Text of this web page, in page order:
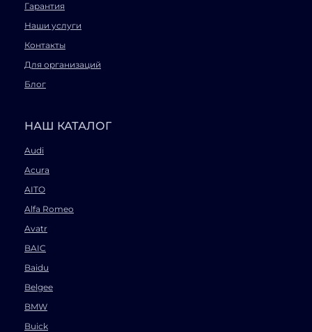
Гарантия
Наши услуги
Контакты
Для организаций
Блог
НАШ КАТАЛОГ
Audi
Acura
AITO
Alfa Romeo
Avatr
BAIC
Baidu
Belgee
BMW
Buick